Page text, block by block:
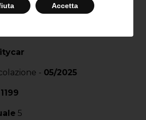
- 05/2025
1199
5
Accetta